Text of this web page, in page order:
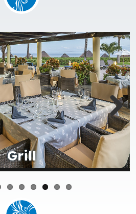
Buffet